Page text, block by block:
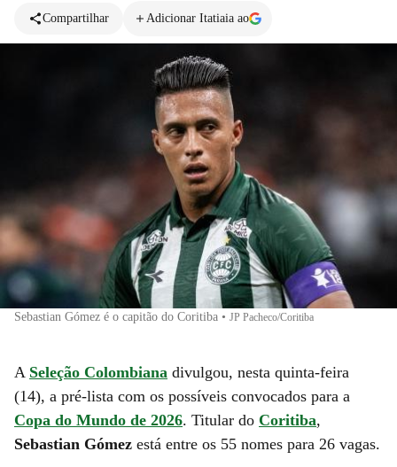
Compartilhar
Adicionar Itatiaia ao
Sebastian Gómez é o capitão do Coritiba • JP Pacheco/Coritiba
A Seleção Colombiana divulgou, nesta quinta-feira
(14), a pré-lista com os possíveis convocados para a
Copa do Mundo de 2026. Titular do Coritiba,
Sebastian Gómez está entre os 55 nomes para 26 vagas.